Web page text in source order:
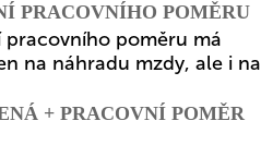
PRACOVNÍHO POMĚRU
poměru má
na náhradu mzdy, ale i na
+ PRACOVNÍ POMĚR